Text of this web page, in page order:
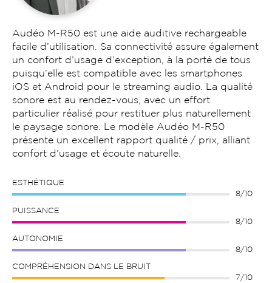
Audéo M-R50 est une aide auditive rechargeable
facile d’utilisation. Sa connectivité assure également
un confort d’usage d’exception, à la porté de tous
puisqu’elle est compatible avec les smartphones
iOS et Android pour le streaming audio. La qualité
sonore est au rendez-vous, avec un effort
particulier réalisé pour restituer plus naturellement
le paysage sonore. Le modèle Audéo M-R50
présente un excellent rapport qualité / prix, alliant
confort d’usage et écoute naturelle.
ESTHÉTIQUE
8/10
PUISSANCE
8/10
AUTONOMIE
8/10
COMPRÉHENSION DANS LE BRUIT
7/10